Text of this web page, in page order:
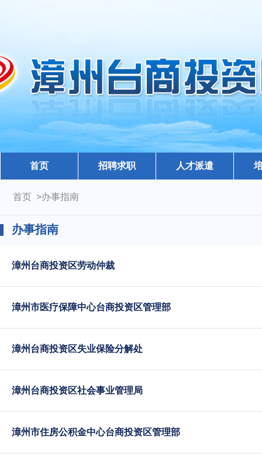
首页 招聘求职 人才派遣
首页 >办事指南
办事指南
漳州台商投资区劳动仲裁
漳州市医疗保障中心台商投资区管理部
漳州台商投资区失业保险分解处
漳州台商投资区社会事业管理局
漳州市住房公积金中心台商投资区管理部